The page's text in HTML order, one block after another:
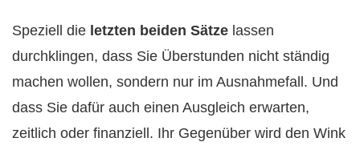
Speziell die letzten beiden Sätze lassen
durchklingen, dass Sie Überstunden nicht ständig
machen wollen, sondern nur im Ausnahmefall. Und
dass Sie dafür auch einen Ausgleich erwarten,
zeitlich oder finanziell. Ihr Gegenüber wird den Wink